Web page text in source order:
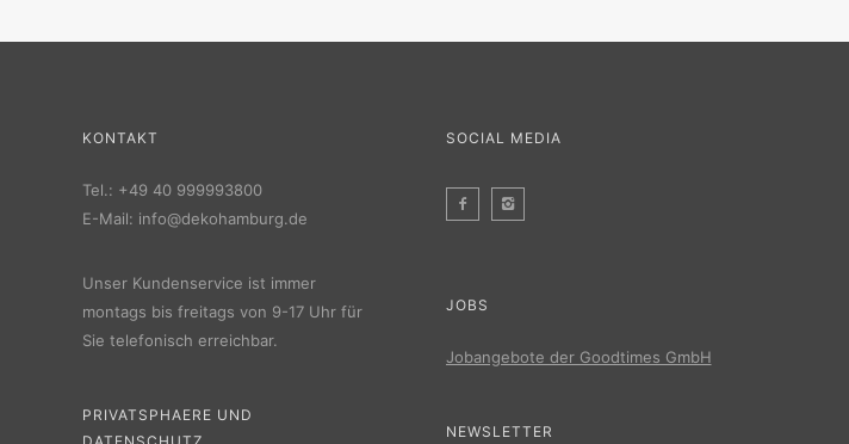
KONTAKT
Tel.: +49 40 999993800
E-Mail: info@dekohamburg.de
Unser Kundenservice ist immer
montags bis freitags von 9-17 Uhr für
Sie telefonisch erreichbar.
PRIVATSPHAERE UND
SOCIAL MEDIA
JOBS
Jobangebote der Goodtimes GmbH
NEWSLETTER